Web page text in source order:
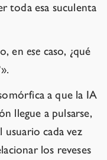
toda esa suculenta
en ese caso, ¿qué
a que la IA
llegue a pulsarse,
cada vez
los reveses